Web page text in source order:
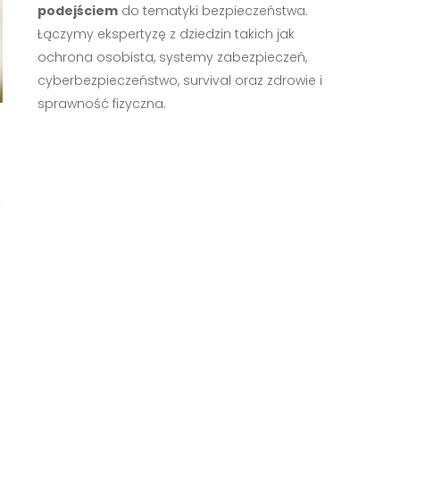
podejściemdo tematyki bezpieczeństwa.
Łączymy ekspertyzę z dziedzin takich jak
ochrona osobista, systemy zabezpieczeń,
cyberbezpieczeństwo, survival oraz zdrowie i
sprawność fizyczna.